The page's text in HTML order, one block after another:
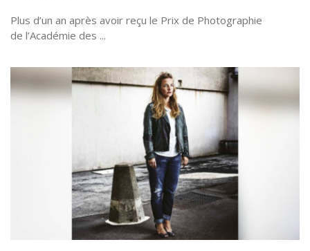
Plus d’un an après avoir reçu le Prix de Photographie
de l’Académie des ...